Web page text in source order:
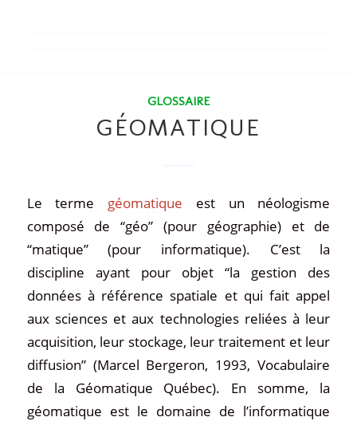
GLOSSAIRE
GÉOMATIQUE
Le terme géomatique est un néologisme
composé de “géo” (pour géographie) et de
“matique” (pour informatique). C’est la
discipline ayant pour objet “la gestion des
données à référence spatiale et qui fait appel
aux sciences et aux technologies reliées à leur
acquisition, leur stockage, leur traitement et leur
diffusion” (Marcel Bergeron, 1993, Vocabulaire
de la Géomatique Québec). En somme, la
géomatique est le domaine de l’informatique